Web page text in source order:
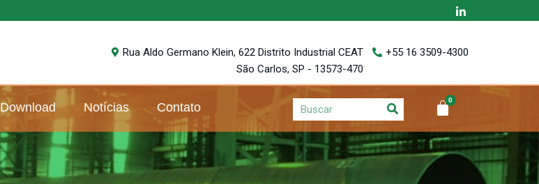
Rua Aldo Germano Klein, 622 Distrito Industrial CEAT
São Carlos, SP - 13573-470
+55 16 3509-4300
Download Notícias Contato